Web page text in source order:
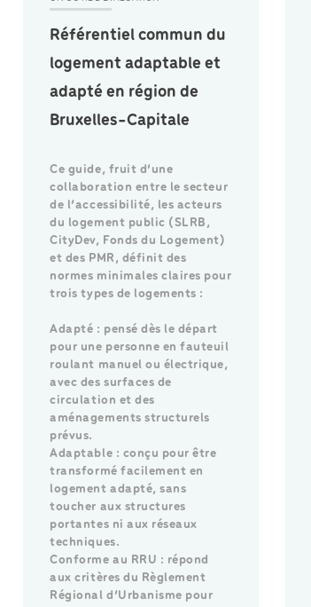
Référentiel commun du
logement adaptable et
adapté en région de
Bruxelles-Capitale
Ce guide, fruit d’une
collaboration entre le secteur
de l’accessibilité, les acteurs
du logement public (SLRB,
CityDev, Fonds du Logement)
et des PMR, définit des
normes minimales claires pour
trois types de logements :
Adapté : pensé dès le départ
pour une personne en fauteuil
roulant manuel ou électrique,
avec des surfaces de
circulation et des
aménagements structurels
prévus.
Adaptable : conçu pour être
transformé facilement en
logement adapté, sans
toucher aux structures
portantes ni aux réseaux
techniques.
Conforme au RRU : répond
aux critères du Règlement
Régional d’Urbanisme pour